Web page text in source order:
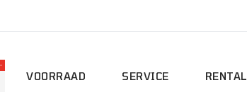
VOORRAAD SERVICE RENTAL